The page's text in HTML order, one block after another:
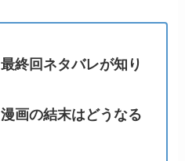
終回ネタバレが知り
画の結末はどうなる